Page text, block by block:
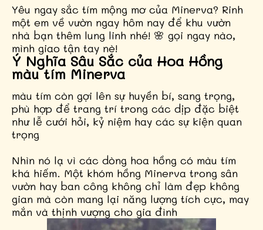
Yêu ngay sắc tím mộng mơ của Minerva? Rinh
một em về vườn ngay hôm nay để khu vườn
nhà bạn thêm lung linh nhé! 🌸 gọi ngay nào,
mình giao tận tay nè!
Ý Nghĩa Sâu Sắc của Hoa Hồng
màu tím Minerva
màu tím còn gợi lên sự huyền bí, sang trọng,
phù hợp để trang trí trong các dịp đặc biệt
như lễ cưới hỏi, kỷ niệm hay các sự kiện quan
trọng
Nhìn nó lạ vì các dòng hoa hồng có màu tím
khá hiếm. Một khóm hồng Minerva trong sân
vườn hay ban công không chỉ làm đẹp không
gian mà còn mang lại năng lượng tích cực, may
mắn và thịnh vượng cho gia đình